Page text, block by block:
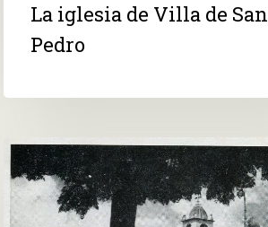
La iglesia de Villa de San
Pedro
La
iglesia
de
Caacupé